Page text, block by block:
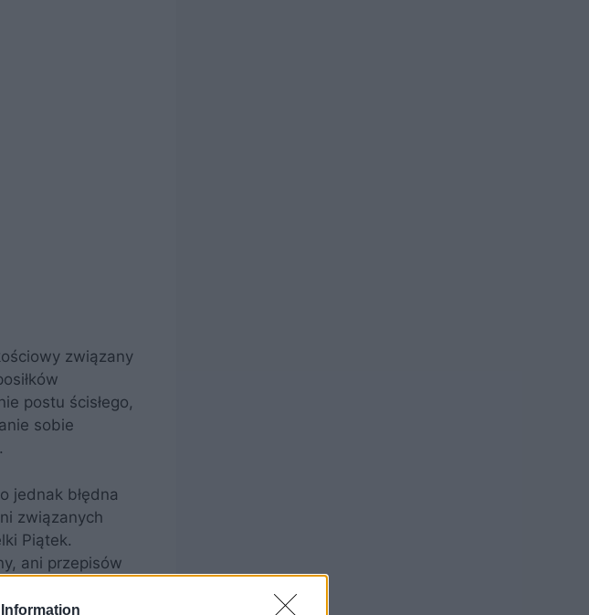
związany
postu ścisłego,
sobie
jednak błędna
związanych
Piątek.
ani przepisów
zaleceniem